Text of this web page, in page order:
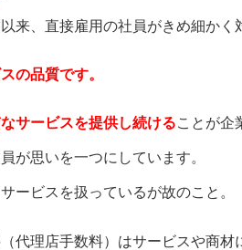
来、直接雇用の社員がきめ細かく
の品質です。
サービスを提供し続けることが企
が思いを一つにしています。
ービスを扱っているが故のこと。
代理店手数料）はサービスや商材